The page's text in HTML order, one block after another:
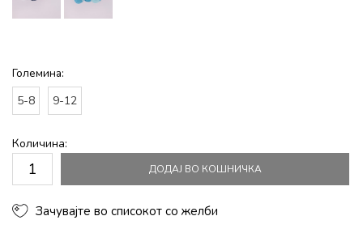
Големина:
5-8
9-12
Количина:
ДОДАЈ ВО КОШНИЧКА
Зачувајте во списокот со желби